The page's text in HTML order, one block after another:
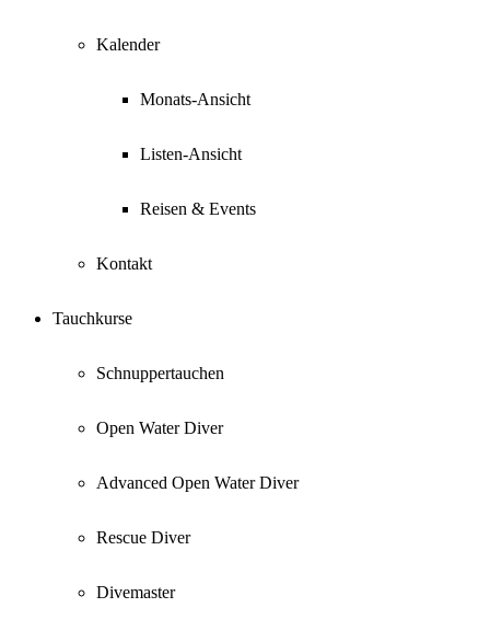
Kalender
Monats-Ansicht
Listen-Ansicht
Reisen & Events
Kontakt
Tauchkurse
Schnuppertauchen
Open Water Diver
Advanced Open Water Diver
Rescue Diver
Divemaster